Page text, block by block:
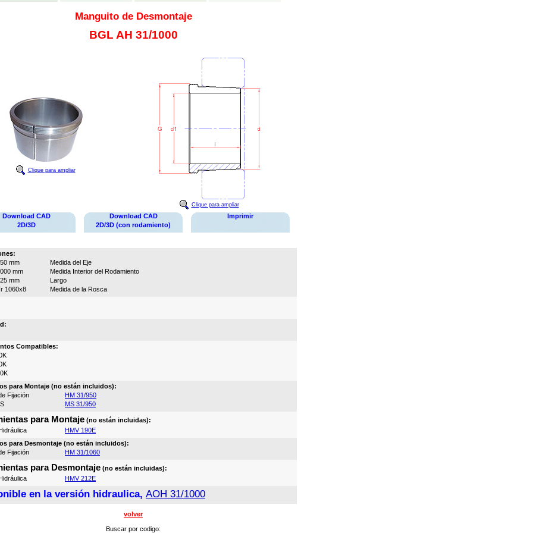
Manguito de Desmontaje
BGL AH 31/1000
Clique para ampliar
Clique para ampliar
Download CAD
2D/3D
Download CAD
2D/3D (con rodamiento)
Imprimir
mm
Medida del Eje
mm
Medida Interior del Rodamiento
mm
Largo
1060x8
Medida de la Rosca
Compatibles:
para Montaje (no están incluidos):
Fijación
HM 31/950
MS 31/950
para Montaje (no están incluidas):
HMV 190E
para Desmontaje (no están incluidos):
Fijación
HM 31/1060
para Desmontaje (no están incluidas):
HMV 212E
en la versión hidraulica, AOH 31/1000
volver
Buscar por codigo: